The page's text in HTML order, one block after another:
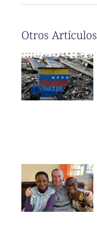
Otros Artículos